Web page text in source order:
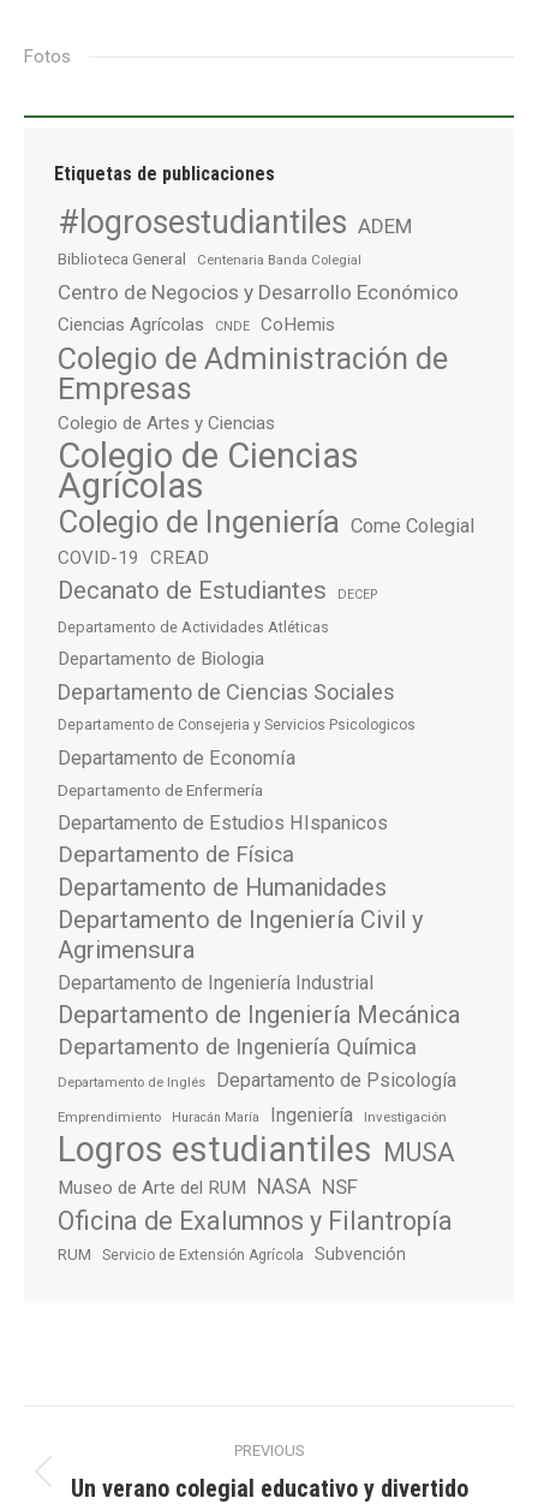
Fotos
Etiquetas de publicaciones
#logrosestudiantiles ADEM
Biblioteca General Centenaria Banda Colegial
Centro de Negocios y Desarrollo Económico
Ciencias Agrícolas CNDE CoHemis
Colegio de Administración de
Empresas
Colegio de Artes y Ciencias
Colegio de Ciencias
Agrícolas
Colegio de Ingeniería Come Colegial
COVID-19 CREAD
Decanato de Estudiantes DECEP
Departamento de Actividades Atléticas
Departamento de Biologia
Departamento de Ciencias Sociales
Departamento de Consejeria y Servicios Psicologicos
Departamento de Economía
Departamento de Enfermería
Departamento de Estudios HIspanicos
Departamento de Física
Departamento de Humanidades
Departamento de Ingeniería Civil y
Agrimensura
Departamento de Ingeniería Industrial
Departamento de Ingeniería Mecánica
Departamento de Ingeniería Química
Departamento de Inglés Departamento de Psicología
Emprendimiento Huracán María Ingeniería Investigación
Logros estudiantiles MUSA
Museo de Arte del RUM NASA NSF
Oficina de Exalumnos y Filantropía
RUM Servicio de Extensión Agrícola Subvención
navigation
PREVIOUS
Previous
Un verano colegial educativo y divertido